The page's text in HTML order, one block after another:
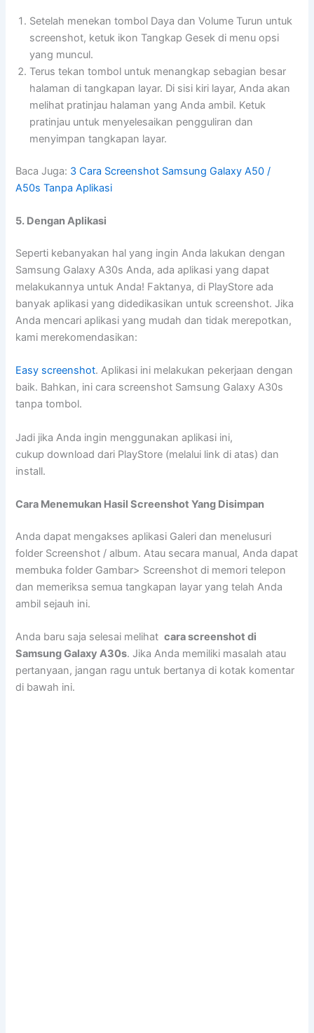
Setelah menekan tombol Daya dan Volume Turun untuk
screenshot, ketuk ikon Tangkap Gesek di menu opsi
yang muncul.
Terus tekan tombol untuk menangkap sebagian besar
halaman di tangkapan layar. Di sisi kiri layar, Anda akan
melihat pratinjau halaman yang Anda ambil. Ketuk
pratinjau untuk menyelesaikan pengguliran dan
menyimpan tangkapan layar.
Baca Juga: 3 Cara Screenshot Samsung Galaxy A50 /
A50s Tanpa Aplikasi
5. Dengan Aplikasi
Seperti kebanyakan hal yang ingin Anda lakukan dengan
Samsung Galaxy A30s Anda, ada aplikasi yang dapat
melakukannya untuk Anda! Faktanya, di PlayStore ada
banyak aplikasi yang didedikasikan untuk screenshot. Jika
Anda mencari aplikasi yang mudah dan tidak merepotkan,
kami merekomendasikan:
Easy screenshot. Aplikasi ini melakukan pekerjaan dengan
baik. Bahkan, ini cara screenshot Samsung Galaxy A30s
tanpa tombol.
Jadi jika Anda ingin menggunakan aplikasi ini,
cukup download dari PlayStore (melalui link di atas) dan
install.
Cara Menemukan Hasil Screenshot Yang Disimpan
Anda dapat mengakses aplikasi Galeri dan menelusuri
folder Screenshot / album. Atau secara manual, Anda dapat
membuka folder Gambar> Screenshot di memori telepon
dan memeriksa semua tangkapan layar yang telah Anda
ambil sejauh ini.
Anda baru saja selesai melihatcara screenshot di
Samsung Galaxy A30s. Jika Anda memiliki masalah atau
pertanyaan, jangan ragu untuk bertanya di kotak komentar
di bawah ini.